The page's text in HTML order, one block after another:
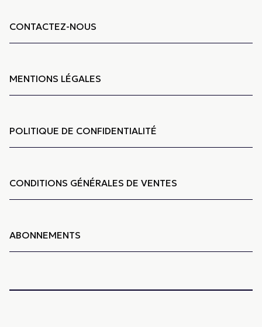
CONTACTEZ-NOUS
MENTIONS LÉGALES
POLITIQUE DE CONFIDENTIALITÉ
CONDITIONS GÉNÉRALES DE VENTES
ABONNEMENTS